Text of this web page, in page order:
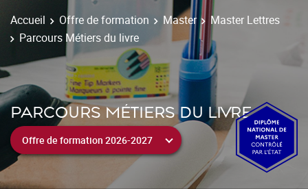
Accueil Offre de formation Master
Master Lettres
Parcours Métiers du livre
PARCOURS MÉTIERS DU LIVRE